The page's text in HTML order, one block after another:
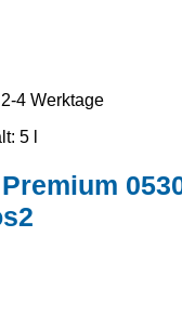
4 Werktage
5